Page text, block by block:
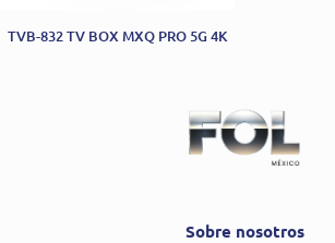
TVB-832 TV BOX MXQ PRO 5G 4K
Sobre nosotros